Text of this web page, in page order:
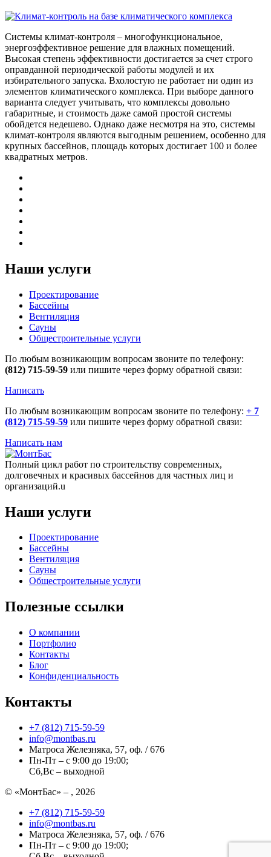
Системы климат-контроля – многофункциональное,
энергоэффективное решение для влажных помещений.
Высокая степень эффективности достигается за счет строго
оправданной периодической работы модулей и их
избирательного запуска. Вхолостую не работает ни один из
элементов климатического комплекса. При выборе данного
варианта следует учитывать, что комплексы довольно
габаритные, и стоимость даже самой простой системы
обойдется недешево. Однако даже несмотря на это, системы
климат-контроля являются выгодным решением, особенно для
крупных бассейнов, площадь которых достигает 100 и более
квадратных метров.
Наши услуги
Проектирование
Бассейны
Вентиляция
Сауны
Общестроительные услуги
По любым возникающим вопросам звоните по телефону:
(812) 715-59-59 или пишите через форму обратной связи:
Написать
По любым возникающим вопросам звоните по телефону: + 7
(812) 715-59-59 или пишите через форму обратной связи:
Написать нам
Полный цикл работ по строительству современных,
долговечных и красивых бассейнов для частных лиц и
организаций.u
Наши услуги
Проектирование
Бассейны
Вентиляция
Сауны
Общестроительные услуги
Полезные ссылки
О компании
Портфолио
Контакты
Блог
Конфиденциальность
Контакты
+7 (812) 715-59-59
info@montbas.ru
Матроса Железняка, 57, оф. / 676
Пн-Пт – с 9:00 до 19:00;
Сб,Вс – выходной
© «МонтБас» – , 2026
+7 (812) 715-59-59
info@montbas.ru
Матроса Железняка, 57, оф. / 676
Пн-Пт – с 9:00 до 19:00;